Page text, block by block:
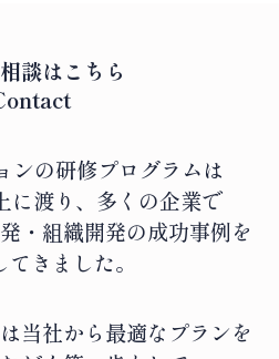
談はこちら
ンの研修プログラムは
渡り、 多くの企業で
・組織開発の成功事例を
きました。
当社から最適なプランを